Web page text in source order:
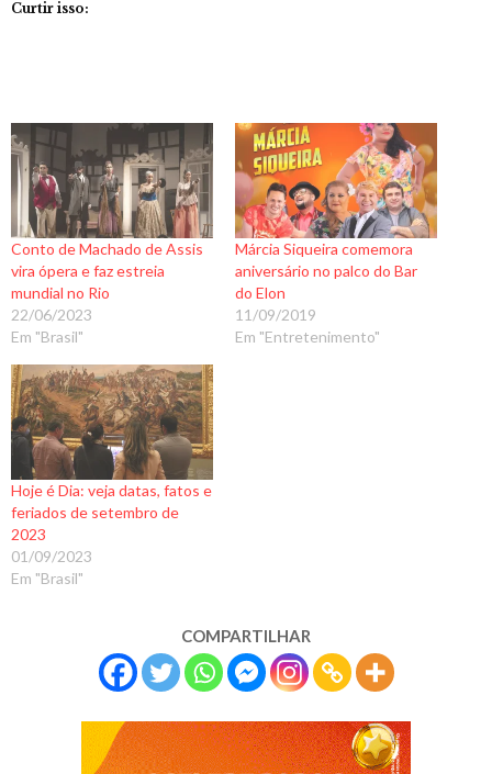
Curtir isso:
Conto de Machado de Assis
vira ópera e faz estreia
mundial no Rio
22/06/2023
Em "Brasil"
Márcia Siqueira comemora
aniversário no palco do Bar
do Elon
11/09/2019
Em "Entretenimento"
Hoje é Dia: veja datas, fatos e
feriados de setembro de
2023
01/09/2023
Em "Brasil"
COMPARTILHAR